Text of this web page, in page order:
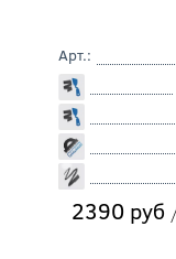
Арт.:
2390 руб